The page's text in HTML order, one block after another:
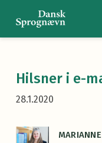
Hilsner i e-
28.1.2020